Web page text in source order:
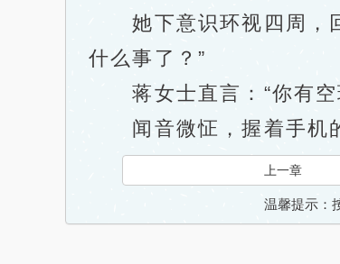
她下意识环视四周，回
什么事了？”
蒋女士直言：“你有空
闻音微怔，握着手机的
上一章
温馨提示：